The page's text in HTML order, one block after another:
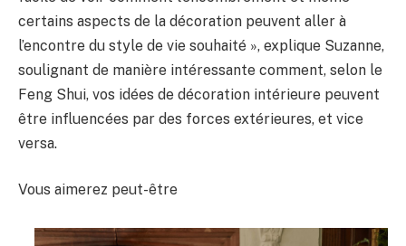
certains aspects de la décoration peuvent aller à
l’encontre du style de vie souhaité », explique Suzanne,
soulignant de manière intéressante comment, selon le
Feng Shui, vos idées de décoration intérieure peuvent
être influencées par des forces extérieures, et vice
versa.
Vous aimerez peut-être